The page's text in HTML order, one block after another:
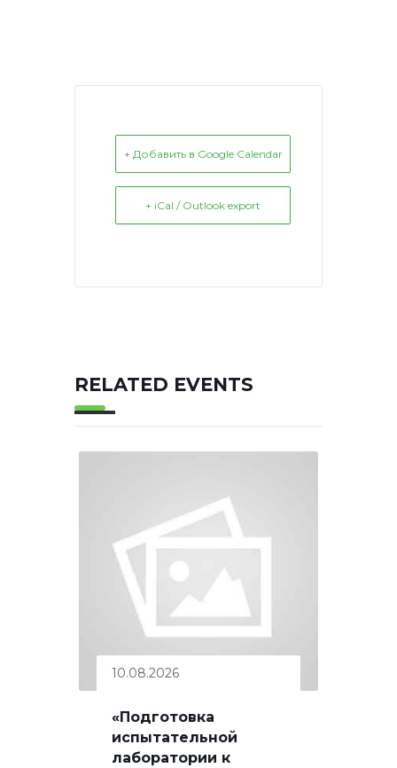
+ Добавить в Google Calendar
+ iCal / Outlook export
RELATED EVENTS
10.08.2026
«Подготовка
испытательной
лаборатории к